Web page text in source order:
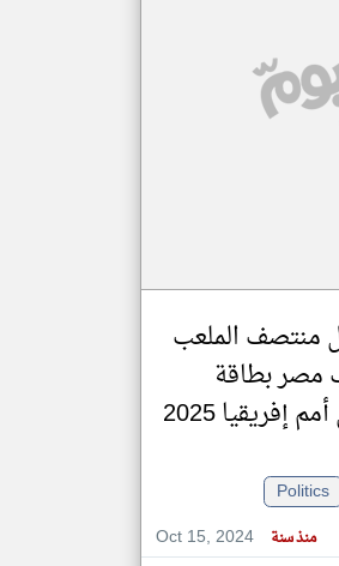
مصادر الأخبار من موريتانيا
الملعب
مصر بطاقة
إفريقيا 2025
Politics
Oct 15, 2024
منذ سنة